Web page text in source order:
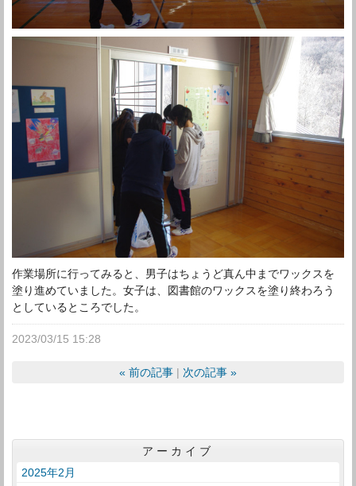
作業場所に行ってみると、男子はちょうど真ん中までワックスを
塗り進めていました。女子は、図書館のワックスを塗り終わろう
としているところでした。
2023/03/15 15:28
« 前の記事 次の記事 »
アーカイブ
2025年2月